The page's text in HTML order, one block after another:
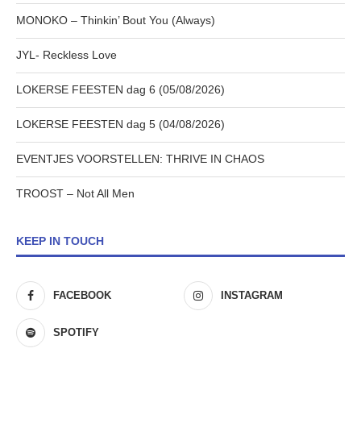
MONOKO – Thinkin’ Bout You (Always)
JYL- Reckless Love
LOKERSE FEESTEN dag 6 (05/08/2026)
LOKERSE FEESTEN dag 5 (04/08/2026)
EVENTJES VOORSTELLEN: THRIVE IN CHAOS
TROOST – Not All Men
KEEP IN TOUCH
FACEBOOK INSTAGRAM
SPOTIFY